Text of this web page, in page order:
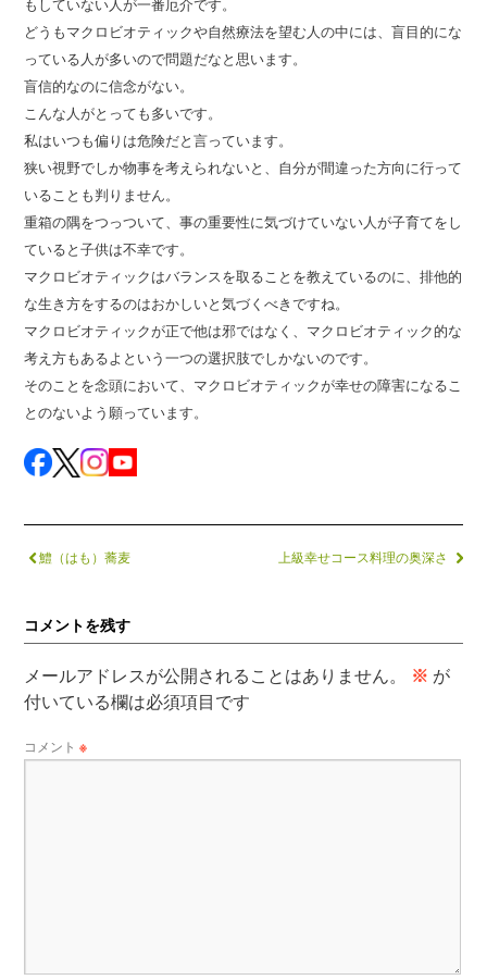
もしていない人が一番厄介です。
どうもマクロビオティックや自然療法を望む人の中には、盲目的にな
っている人が多いので問題だなと思います。
盲信的なのに信念がない。
こんな人がとっても多いです。
私はいつも偏りは危険だと言っています。
狭い視野でしか物事を考えられないと、自分が間違った方向に行って
いることも判りません。
重箱の隅をつっついて、事の重要性に気づけていない人が子育てをし
ていると子供は不幸です。
マクロビオティックはバランスを取ることを教えているのに、排他的
な生き方をするのはおかしいと気づくべきですね。
マクロビオティックが正で他は邪ではなく、マクロビオティック的な
考え方もあるよという一つの選択肢でしかないのです。
そのことを念頭において、マクロビオティックが幸せの障害になるこ
とのないよう願っています。
鱧（はも）蕎麦 上級幸せコース料理の奥深さ
コメントを残す
メールアドレスが公開されることはありません。 ※ が
付いている欄は必須項目です
コメント※